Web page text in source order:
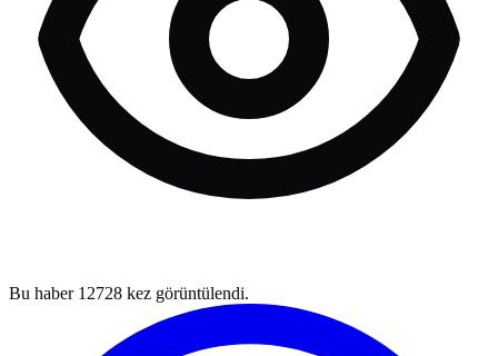
Bu haber 12728 kez görüntülendi.